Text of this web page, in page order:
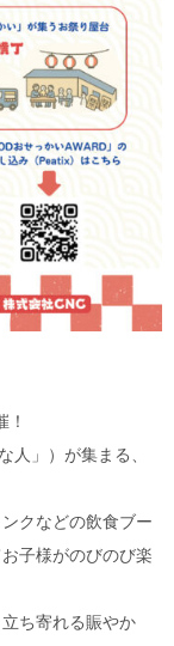
人」）が集まる、
クなどの飲食ブー
子様がのびのび楽
ち寄れる賑やか